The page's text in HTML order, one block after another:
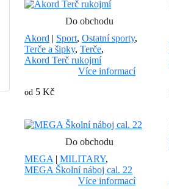
Do obchodu
Akord | Sport, Ostatní sporty,
Terče a šipky, Terče,
Akord Terč rukojmí
Více informací
od 5 Kč
Do obchodu
MEGA | MILITARY,
MEGA Školní náboj cal. 22
Více informací